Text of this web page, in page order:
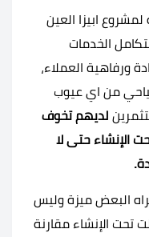
ابيزا العين
الخدمات
ورفاهية العملاء،
من اي عيوب
لديهم تخوف
الإنشاء حتى لا
البعض ميزة وليس
تحت الإنشاء مقارنة